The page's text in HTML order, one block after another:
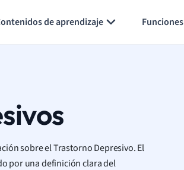
de aprendizaje Funciones
sobre el Trastorno Depresivo. El
por una definición clara del